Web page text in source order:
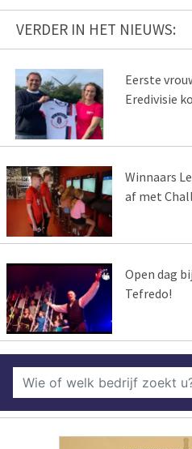
VERDER IN HET NIEUWS:
Eerste
Eredivisie
Winnaars
af met
Open dag
Tefredo!